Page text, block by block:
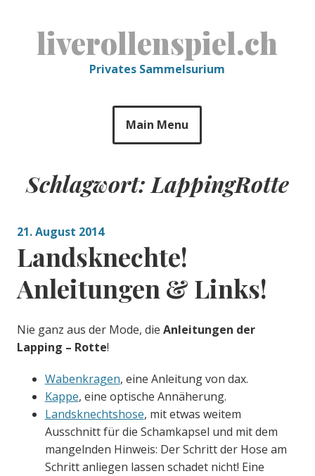
liverollenspiel.ch
Privates Sammelsurium
Main Menu
Schlagwort: LappingRotte
21. August 2014
Landsknechte!
Anleitungen & Links!
Nie ganz aus der Mode, die Anleitungen der
Lapping – Rotte!
Wabenkragen, eine Anleitung von dax.
Kappe, eine optische Annäherung.
Landsknechtshose, mit etwas weitem
Ausschnitt für die Schamkapsel und mit dem
mangelnden Hinweis: Der Schritt der Hose am
Schritt anliegen lassen schadet nicht! Eine